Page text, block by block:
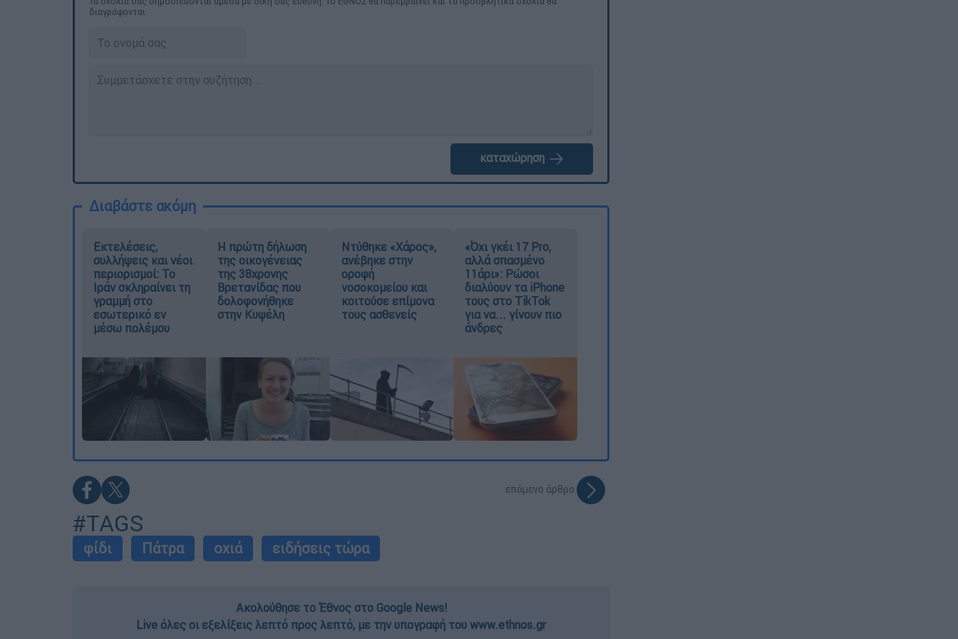
διαγράφονται
καταχώρηση
Διαβάστε ακόμη
Εκτελέσεις,
συλλήψεις και νέοι
περιορισμοί: Το
Ιράν σκληραίνει τη
γραμμή στο
εσωτερικό εν
μέσω πολέμου
Η πρώτη δήλωση
της οικογένειας
της 38χρονης
Βρετανίδας που
δολοφονήθηκε
στην Κυψέλη
Ντύθηκε «Χάρος»,
ανέβηκε στην
οροφή
νοσοκομείου και
κοιτούσε επίμονα
τους ασθενείς
«Όχι γκέι 17 Pro,
αλλά σπασμένο
11άρι»: Ρώσοι
διαλύουν τα iPhone
τους στο TikTok
για να... γίνουν πιο
άνδρες
επόμενο άρθρο
#TAGS
φίδι Πάτρα οχιά ειδήσεις τώρα
Ακολούθησε το Έθνος στο Google News!
Live όλες οι εξελίξεις λεπτό προς λεπτό, με την υπογραφή του www.ethnos.gr